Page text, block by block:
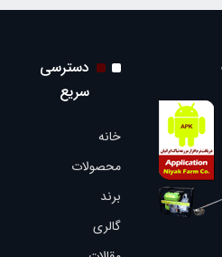
دسترسی
سریع
خانه
محصولات
برند
گالری